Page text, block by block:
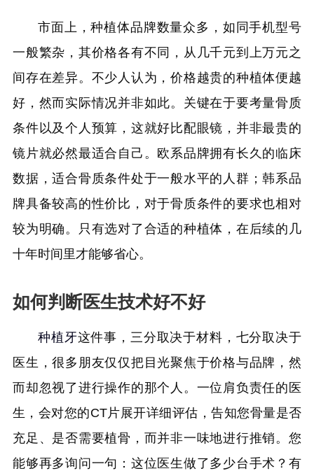
市面上，种植体品牌数量众多，如同手机型号
一般繁杂，其价格各有不同，从几千元到上万元之
间存在差异。不少人认为，价格越贵的种植体便越
好，然而实际情况并非如此。关键在于要考量骨质
条件以及个人预算，这就好比配眼镜，并非最贵的
镜片就必然最适合自己。欧系品牌拥有长久的临床
数据，适合骨质条件处于一般水平的人群；韩系品
牌具备较高的性价比，对于骨质条件的要求也相对
较为明确。只有选对了合适的种植体，在后续的几
十年时间里才能够省心。
如何判断医生技术好不好
种植牙这件事，三分取决于材料，七分取决于
医生，很多朋友仅仅把目光聚焦于价格与品牌，然
而却忽视了进行操作的那个人。一位肩负责任的医
生，会对您的CT片展开详细评估，告知您骨量是否
充足、是否需要植骨，而并非一味地进行推销。您
能够再多询问一句：这位医生做了多少台手术？有